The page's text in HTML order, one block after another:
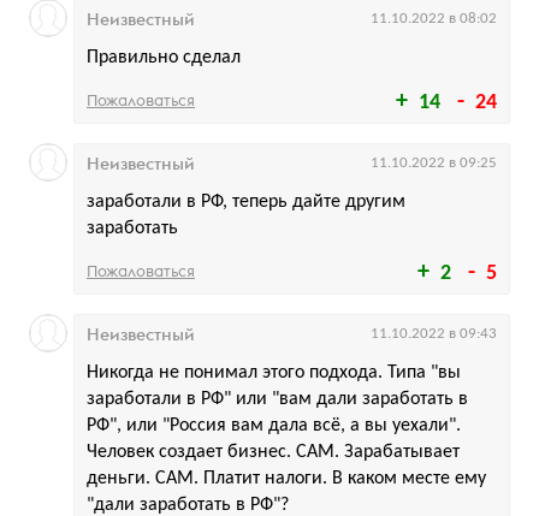
14 24
Правильно сделал
Неизвестный 11.10.2022 в 08:02
Пожаловаться
2 5
заработали в РФ, теперь дайте другим
заработать
Неизвестный 11.10.2022 в 09:25
Пожаловаться
Никогда не понимал этого подхода. Типа "вы
заработали в РФ" или "вам дали заработать в
РФ", или "Россия вам дала всё, а вы уехали".
Человек создает бизнес. САМ. Зарабатывает
деньги. САМ. Платит налоги. В каком месте ему
"дали заработать в РФ"?
Неизвестный 11.10.2022 в 09:43